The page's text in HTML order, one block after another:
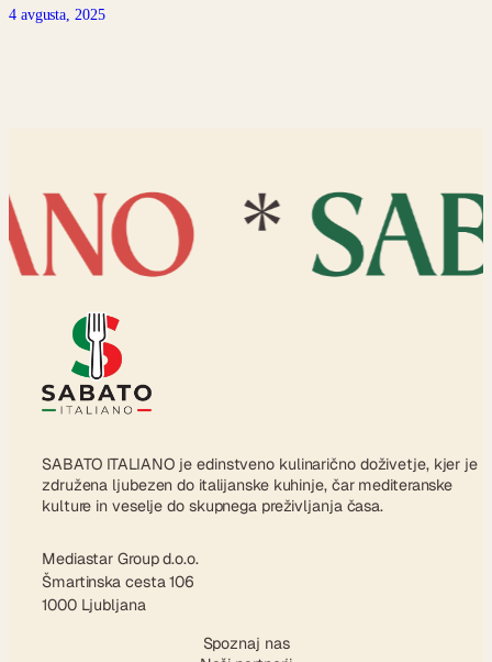
4 avgusta, 2025
SABATO ITALIANO je edinstveno kulinarično doživetje, kjer je
združena ljubezen do italijanske kuhinje, čar mediteranske
kulture in veselje do skupnega preživljanja časa.
Mediastar Group d.o.o.
Šmartinska cesta 106
1000 Ljubljana
Spoznaj nas